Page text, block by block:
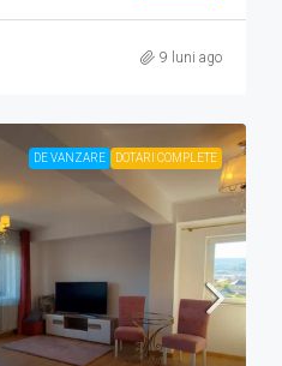
9 luni ago
DE VANZARE DOTARI COMPLETE